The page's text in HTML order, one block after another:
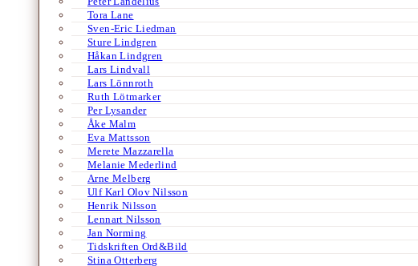
Tora Lane
Sven-Eric Liedman
Sture Lindgren
Håkan Lindgren
Lars Lindvall
Lars Lönnroth
Ruth Lötmarker
Per Lysander
Åke Malm
Eva Mattsson
Merete Mazzarella
Melanie Mederlind
Arne Melberg
Ulf Karl Olov Nilsson
Henrik Nilsson
Lennart Nilsson
Jan Norming
Tidskriften Ord&Bild
Stina Otterberg